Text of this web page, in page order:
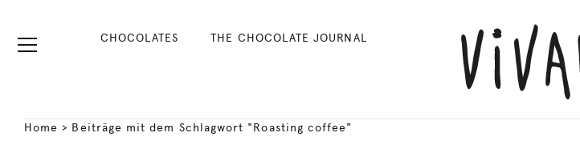
CHOCOLATES THE CHOCOLATE JOURNAL
Home > Beiträge mit dem Schlagwort "Roasting coffee"